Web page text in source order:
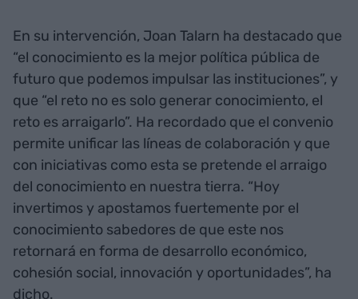
En su intervención, Joan Talarn ha destacado que
“el conocimiento es la mejor política pública de
futuro que podemos impulsar las instituciones”, y
que “el reto no es solo generar conocimiento, el
reto es arraigarlo”. Ha recordado que el convenio
permite unificar las líneas de colaboración y que
con iniciativas como esta se pretende el arraigo
del conocimiento en nuestra tierra. “Hoy
invertimos y apostamos fuertemente por el
conocimiento sabedores de que este nos
retornará en forma de desarrollo económico,
cohesión social, innovación y oportunidades”, ha
dicho.